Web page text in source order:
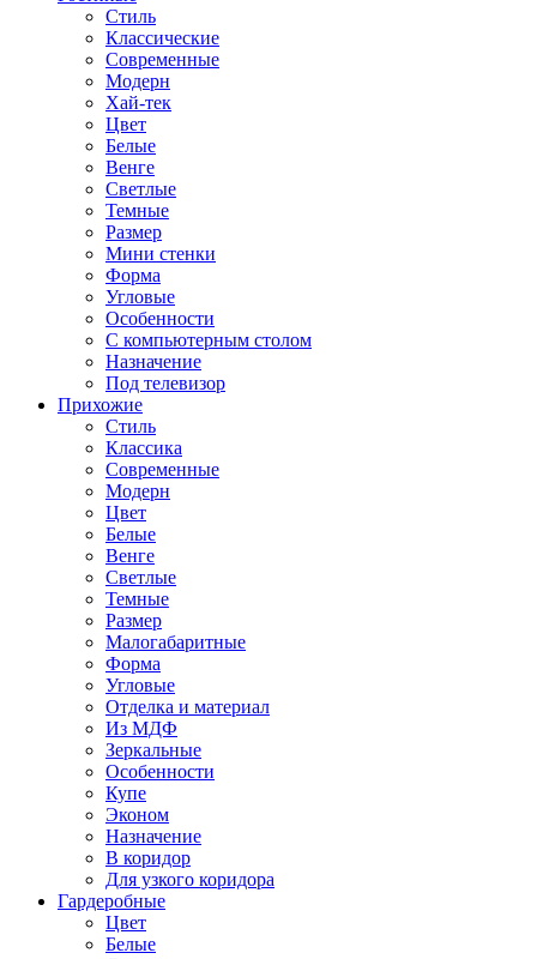
Стиль
Классические
Современные
Модерн
Хай-тек
Цвет
Белые
Венге
Светлые
Темные
Размер
Мини стенки
Форма
Угловые
Особенности
С компьютерным столом
Назначение
Под телевизор
Прихожие
Стиль
Классика
Современные
Модерн
Цвет
Белые
Венге
Светлые
Темные
Размер
Малогабаритные
Форма
Угловые
Отделка и материал
Из МДФ
Зеркальные
Особенности
Купе
Эконом
Назначение
В коридор
Для узкого коридора
Гардеробные
Цвет
Белые